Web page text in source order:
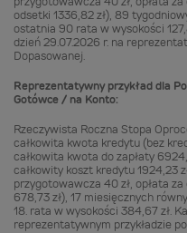
odsetki 1336,82 zł), 89
ostatnia 90 rata w wysokości
dzień 29.07.2026 r. na
Dopasowanej.
Reprezentatywny przykład dla
Gotówce / na Konto:
Rzeczywista Roczna Stopa
całkowita kwota kredytu (bez
całkowita kwota do zapłaty
całkowity koszt kredytu 1924,23
przygotowawcza 40 zł, opłata
678,73 zł), 17 miesięcznych
18. rata w wysokości 384,67 zł.
reprezentatywnym przykładzie